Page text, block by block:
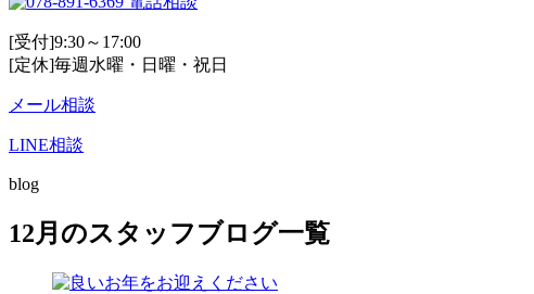
[受付]9:30～17:00
[定休]毎週水曜・日曜・祝日
メール相談
LINE相談
blog
12月のスタッフブログ一覧